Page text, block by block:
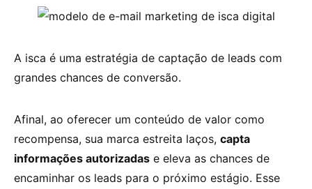
A isca é uma estratégia de captação de leads com
grandes chances de conversão.
Afinal, ao oferecer um conteúdo de valor como
recompensa, sua marca estreita laços, capta
informações autorizadas e eleva as chances de
encaminhar os leads para o próximo estágio. Esse